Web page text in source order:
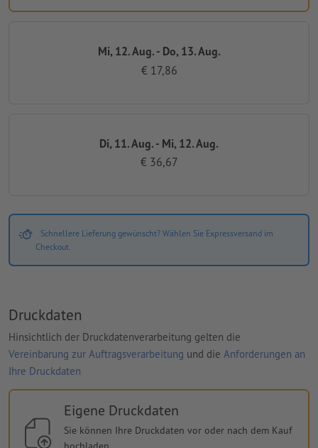
Mi, 12. Aug. - Do, 13. Aug.
€ 17,86
Di, 11. Aug. - Mi, 12. Aug.
€ 36,67
Schnellere Lieferung gewünscht? Wählen Sie Expressversand im
Checkout.
Druckdaten
Hinsichtlich der Druckdatenverarbeitung gelten die
Vereinbarung zur Auftragsverarbeitung und die Anforderungen an
Ihre Druckdaten
Eigene Druckdaten
Sie können Ihre Druckdaten vor oder nach dem Kauf